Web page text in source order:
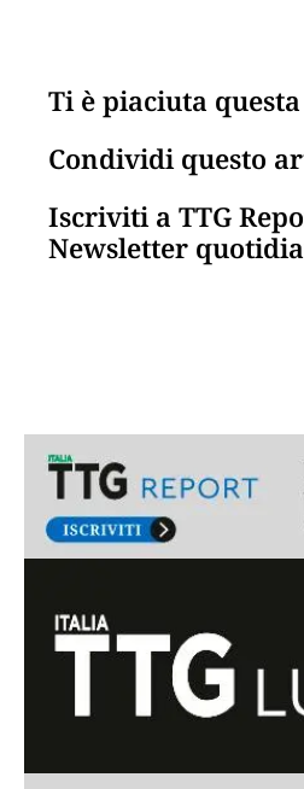
Ti è piaciuta
Condividi questo
Iscriviti a TTG
Newsletter